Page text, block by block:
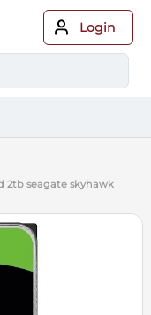
Login
2tb seagate skyhawk